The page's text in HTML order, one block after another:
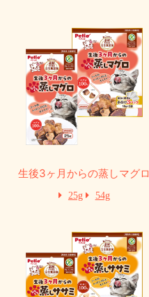
生後3ヶ月からの蒸しマグロ
25g 54g